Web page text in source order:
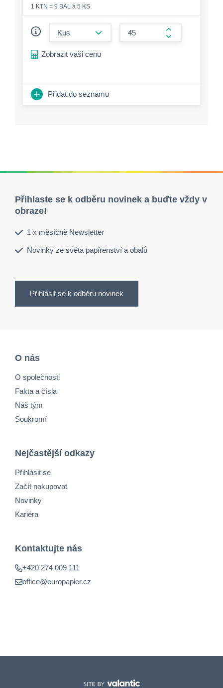
1 KTN = 9 BAL á 5 KS
form.increase-
Zobrazit vaši cenu
Přidat do seznamu
Přihlaste se k odběru novinek a buďte vždy v
obraze!
1 x měsíčně Newsletter
Novinky ze světa papírenství a obalů
Přihlásit se k odběru novinek
O nás
O společnosti
Fakta a čísla
Náš tým
Soukromí
Nejčastější odkazy
Přihlásit se
Začít nakupovat
Novinky
Kariéra
Kontaktujte nás
+420 274 009 111
office@europapier.cz